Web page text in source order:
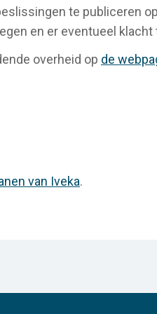
te publiceren
en er eventueel klacht
overheid op de
van Iveka.